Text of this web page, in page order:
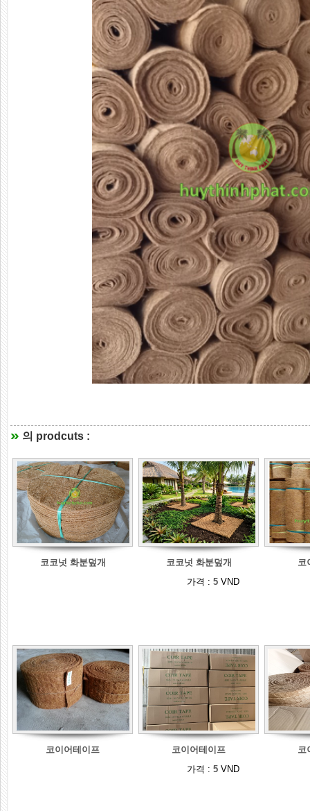
의 prodcuts :
코코넛 화분덮개
가격 : 5 VND
코코넛 화분덮개 코
코이어테이프
가격 : 5 VND
코이어테이프 코